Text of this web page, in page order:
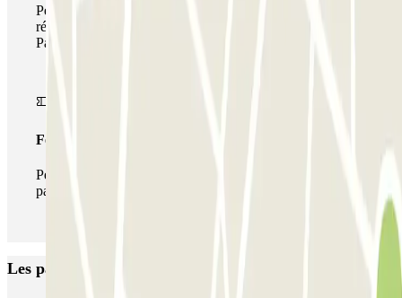
Pendant votre séjour, vous pouvez utiliser l'ensemble du
réseau de parkings de cet opérateur disponible sur
Parclick.
Forfait illimité
Pendant votre séjour, vous pouvez entrer et sortir du
parking aussi souvent que vous le souhaitez.
Les parkings les mieux notés à Aubagne